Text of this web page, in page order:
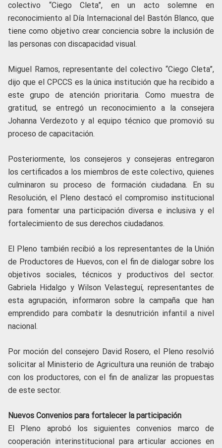
colectivo “Ciego Cleta”, en un acto solemne en
reconocimiento al Día Internacional del Bastón Blanco, que
tiene como objetivo crear conciencia sobre la inclusión de
las personas con discapacidad visual.
Miguel Ramos, representante del colectivo “Ciego Cleta”,
dijo que el CPCCS es la única institución que ha recibido a
este grupo de atención prioritaria. Como muestra de
gratitud, se entregó un reconocimiento a la consejera
Johanna Verdezoto y al equipo técnico que promovió su
proceso de capacitación.
Posteriormente, los consejeros y consejeras entregaron
los certificados a los miembros de este colectivo, quienes
culminaron su proceso de formación ciudadana. En su
Resolución, el Pleno destacó el compromiso institucional
para fomentar una participación diversa e inclusiva y el
fortalecimiento de sus derechos ciudadanos.
El Pleno también recibió a los representantes de la Unión
de Productores de Huevos, con el fin de dialogar sobre los
objetivos sociales, técnicos y productivos del sector.
Gabriela Hidalgo y Wilson Velasteguí, representantes de
esta agrupación, informaron sobre la campaña que han
emprendido para combatir la desnutrición infantil a nivel
nacional.
Por moción del consejero David Rosero, el Pleno resolvió
solicitar al Ministerio de Agricultura una reunión de trabajo
con los productores, con el fin de analizar las propuestas
de este sector.
Nuevos Convenios para fortalecer la participación
El Pleno aprobó los siguientes convenios marco de
cooperación interinstitucional para articular acciones en